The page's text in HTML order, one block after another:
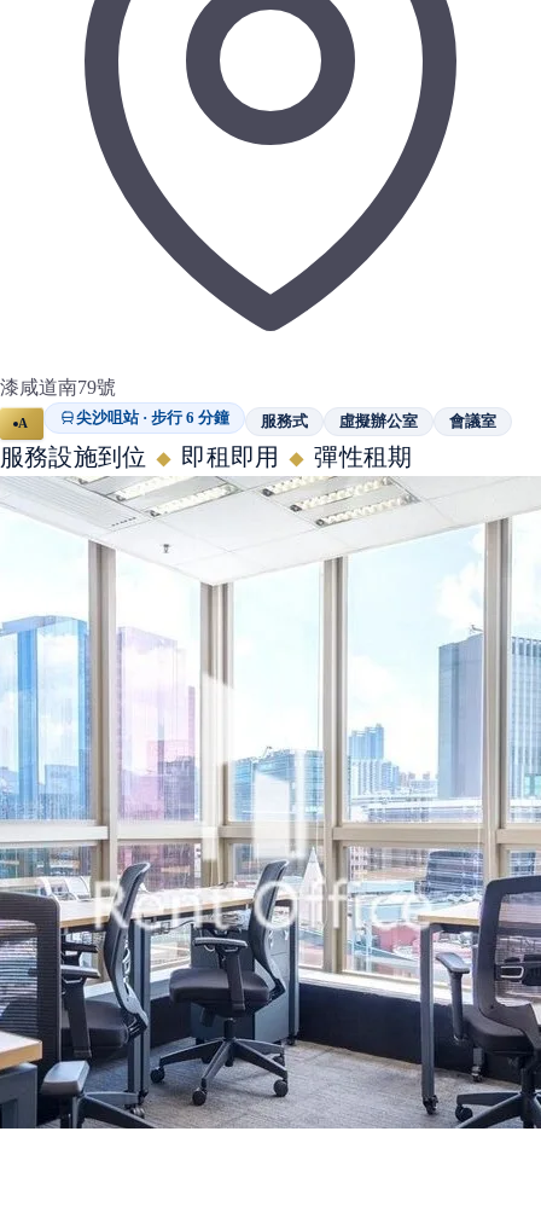
漆咸道南79號
A 尖沙咀站 · 步行 6 分鐘 服務式 虛擬辦公室 會議室
服務設施到位 ◆ 即租即用 ◆ 彈性租期